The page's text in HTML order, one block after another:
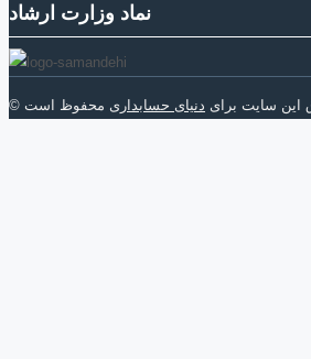
نماد وزارت ارشاد
این سایت برای دنیای حسابداری